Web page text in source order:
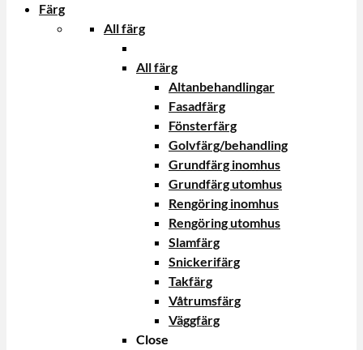
Färg
All färg
All färg
Altanbehandlingar
Fasadfärg
Fönsterfärg
Golvfärg/behandling
Grundfärg inomhus
Grundfärg utomhus
Rengöring inomhus
Rengöring utomhus
Slamfärg
Snickerifärg
Takfärg
Våtrumsfärg
Väggfärg
Close